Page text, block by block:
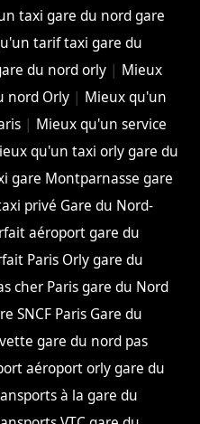
taxi gare du nord gare
tarif taxi gare du
du nord orly| Mieux
nord Orly | Mieux qu'un
| Mieux qu'un service
qu'un taxi orly gare du
gare Montparnasse gare
privé Gare du Nord-
aéroport gare du
Paris Orly gare du
cher Paris gare du Nord
SNCF Paris Gare du
gare du nord pas
aéroport orly gare du
à la gare du